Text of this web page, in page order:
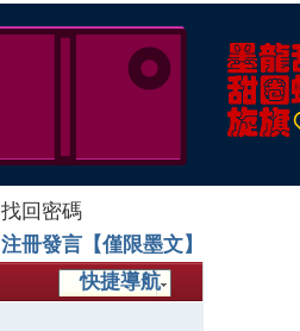
找回密碼
注冊發言【僅限墨文】
快捷導航